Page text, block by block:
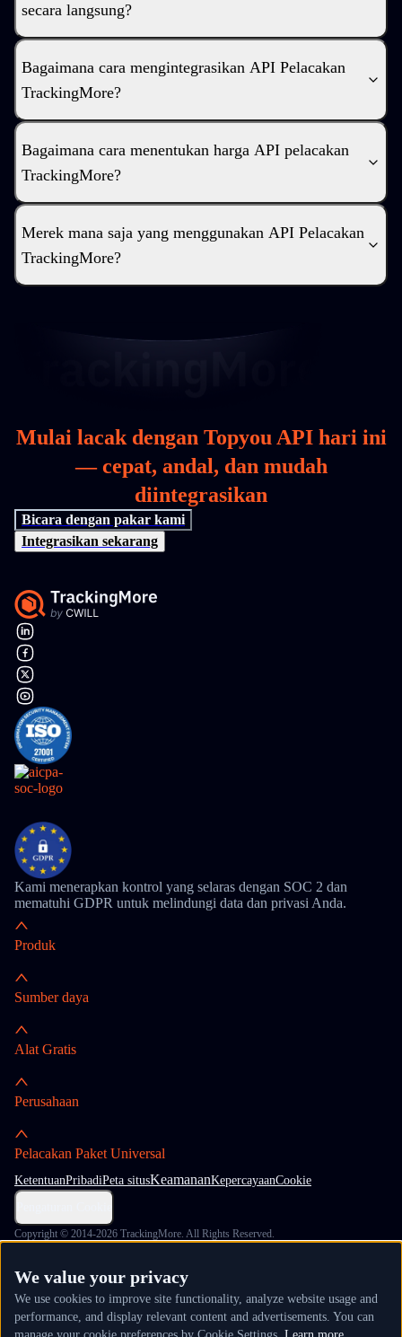
secara langsung?
Bagaimana cara mengintegrasikan API Pelacakan
TrackingMore?
Bagaimana cara menentukan harga API pelacakan
TrackingMore?
Merek mana saja yang menggunakan API Pelacakan
TrackingMore?
Mulai lacak dengan Topyou API hari ini
— cepat, andal, dan mudah
diintegrasikan
Bicara dengan pakar kami
Integrasikan sekarang
Kami menerapkan kontrol yang selaras dengan SOC 2 dan
mematuhi GDPR untuk melindungi data dan privasi Anda.
Produk
Sumber daya
Alat Gratis
Perusahaan
Pelacakan Paket Universal
KetentuanPribadiPeta situsKeamananKepercayaanCookie
Copyright © 2014-2026 TrackingMore. All Rights Reserved.
We value your privacy
We use cookies to improve site functionality, analyze website usage and
performance, and display relevant content and advertisements. You can